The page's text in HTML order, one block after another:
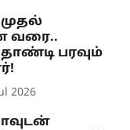
வரை..
பரவும்
2026